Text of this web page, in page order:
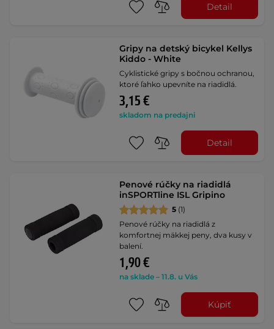
Detail
Gripy na detský bicykel Kellys
Kiddo - White
Cyklistické gripy s bočnou ochranou,
ktoré ľahko upevníte na riadidlá.
3,15 €
skladom na predajni
Detail
Penové rúčky na riadidlá
inSPORTline ISL Gripino
5 (1)
Penové rúčky na riadidlá z
komfortnej mäkkej peny, dva kusy v
balení.
1,90 €
na sklade – 11.8. u Vás
Kúpiť